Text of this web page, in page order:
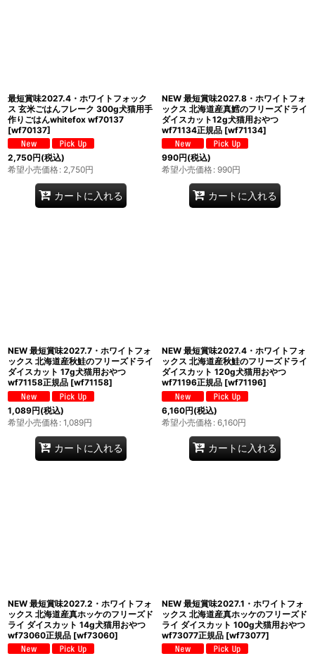
最短賞味2027.4・ホワイトフォック
ス 玄米ごはんフレーク 300g犬猫用手
作りごはんwhitefox wf70137
[wf70137]
2,750円(税込)
希望小売価格: 2,750円
カートに入れる
NEW 最短賞味2027.8・ホワイトフォ
ックス 北海道産真鱈のフリーズドライ
ダイスカット12g犬猫用おやつ
wf71134正規品 [wf71134]
990円(税込)
希望小売価格: 990円
カートに入れる
NEW 最短賞味2027.7・ホワイトフォ
ックス 北海道産秋鮭のフリーズドライ
ダイスカット 17g犬猫用おやつ
wf71158正規品 [wf71158]
1,089円(税込)
希望小売価格: 1,089円
カートに入れる
NEW 最短賞味2027.4・ホワイトフォ
ックス 北海道産秋鮭のフリーズドライ
ダイスカット 120g犬猫用おやつ
wf71196正規品 [wf71196]
6,160円(税込)
希望小売価格: 6,160円
カートに入れる
NEW 最短賞味2027.2・ホワイトフォ
ックス 北海道産真ホッケのフリーズド
ライ ダイスカット 14g犬猫用おやつ
wf73060正規品 [wf73060]
NEW 最短賞味2027.1・ホワイトフォ
ックス 北海道産真ホッケのフリーズド
ライ ダイスカット 100g犬猫用おやつ
wf73077正規品 [wf73077]